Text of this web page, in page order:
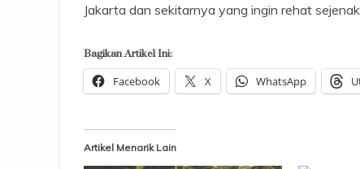
Jakarta dan sekitarnya yang ingin rehat
Bagikan Artikel Ini:
Facebook X WhatsApp
Artikel Menarik Lain